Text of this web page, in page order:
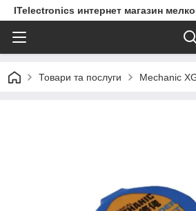
ITelectronics интернет магазин
Товари та послуги Mechanic